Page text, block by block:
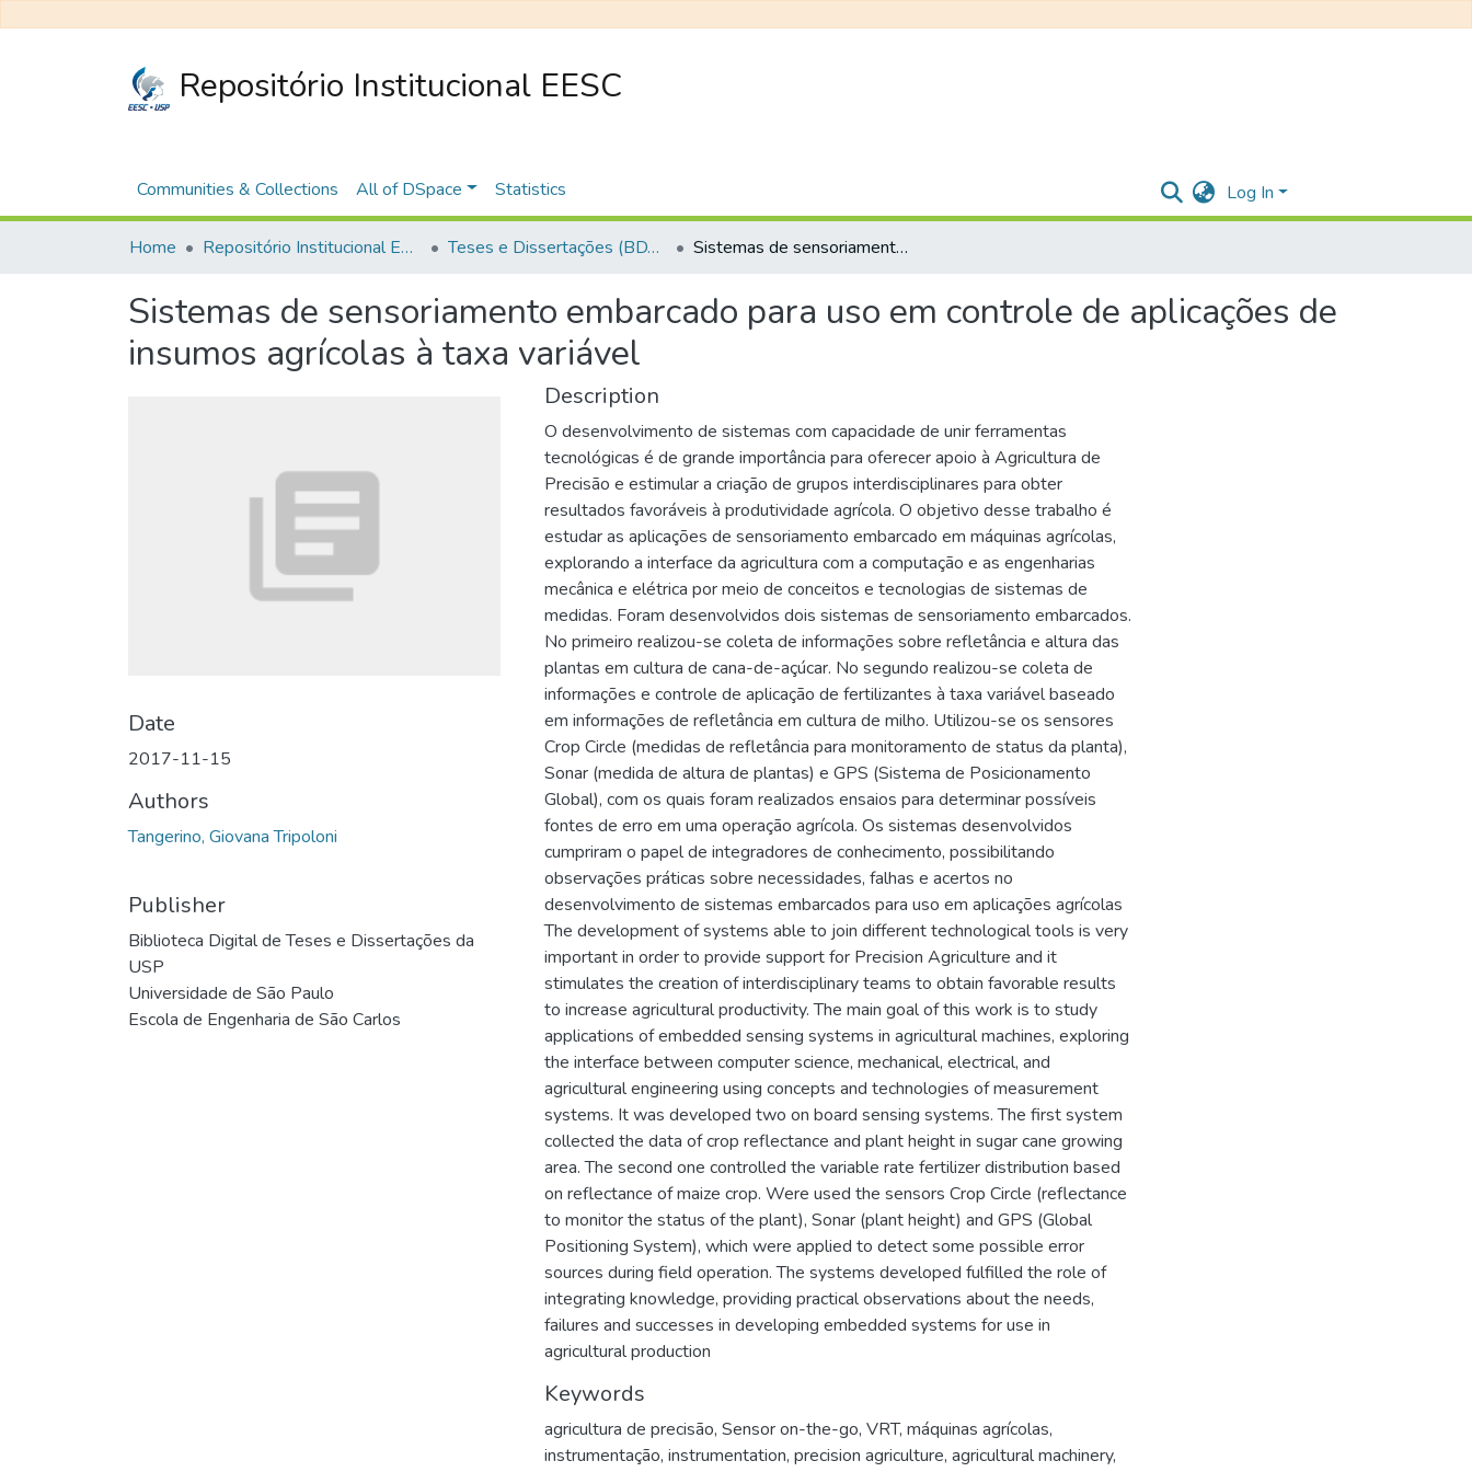
Repositório Institucional EESC
Communities & Collections All of DSpace Statistics Log In
Home Repositório Institucional EESC Teses e Dissertações (BDTD USP) Sistemas de sensoriamento embarcado para uso em controle de aplicações de insumos agrícolas à taxa variável
Sistemas de sensoriamento embarcado para uso em controle de aplicações de
insumos agrícolas à taxa variável
Date
2017-11-15
Authors
Tangerino, Giovana Tripoloni
Publisher
Biblioteca Digital de Teses e Dissertações da
USP
Universidade de São Paulo
Escola de Engenharia de São Carlos
Description
O desenvolvimento de sistemas com capacidade de unir ferramentas
tecnológicas é de grande importância para oferecer apoio à Agricultura de
Precisão e estimular a criação de grupos interdisciplinares para obter
resultados favoráveis à produtividade agrícola. O objetivo desse trabalho é
estudar as aplicações de sensoriamento embarcado em máquinas agrícolas,
explorando a interface da agricultura com a computação e as engenharias
mecânica e elétrica por meio de conceitos e tecnologias de sistemas de
medidas. Foram desenvolvidos dois sistemas de sensoriamento embarcados.
No primeiro realizou-se coleta de informações sobre refletância e altura das
plantas em cultura de cana-de-açúcar. No segundo realizou-se coleta de
informações e controle de aplicação de fertilizantes à taxa variável baseado
em informações de refletância em cultura de milho. Utilizou-se os sensores
Crop Circle (medidas de refletância para monitoramento de status da planta),
Sonar (medida de altura de plantas) e GPS (Sistema de Posicionamento
Global), com os quais foram realizados ensaios para determinar possíveis
fontes de erro em uma operação agrícola. Os sistemas desenvolvidos
cumpriram o papel de integradores de conhecimento, possibilitando
observações práticas sobre necessidades, falhas e acertos no
desenvolvimento de sistemas embarcados para uso em aplicações agrícolas
The development of systems able to join different technological tools is very
important in order to provide support for Precision Agriculture and it
stimulates the creation of interdisciplinary teams to obtain favorable results
to increase agricultural productivity. The main goal of this work is to study
applications of embedded sensing systems in agricultural machines, exploring
the interface between computer science, mechanical, electrical, and
agricultural engineering using concepts and technologies of measurement
systems. It was developed two on board sensing systems. The first system
collected the data of crop reflectance and plant height in sugar cane growing
area. The second one controlled the variable rate fertilizer distribution based
on reflectance of maize crop. Were used the sensors Crop Circle (reflectance
to monitor the status of the plant), Sonar (plant height) and GPS (Global
Positioning System), which were applied to detect some possible error
sources during field operation. The systems developed fulfilled the role of
integrating knowledge, providing practical observations about the needs,
failures and successes in developing embedded systems for use in
agricultural production
Keywords
agricultura de precisão, Sensor on-the-go, VRT, máquinas agrícolas,
instrumentação, instrumentation, precision agriculture, agricultural machinery,